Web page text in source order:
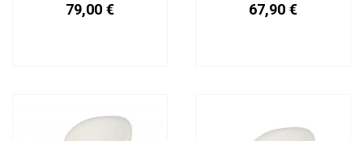
79,00 € 67,90 €